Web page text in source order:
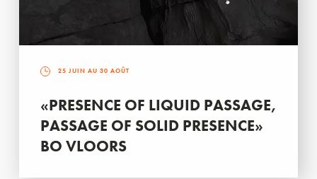
25 JUIN AU 30 AOÛT
«PRESENCE OF LIQUID PASSAGE,
PASSAGE OF SOLID PRESENCE»
BO VLOORS